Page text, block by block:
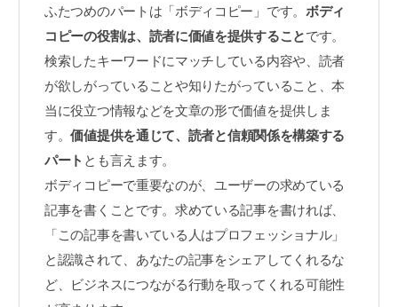
ふたつめのパートは「ボディコピー」です。 ボディ
コピーの役割は、読者に価値を提供することです。
検索したキーワードにマッチしている内容や、読者
が欲しがっていることや知りたがっていること、本
当に役立つ情報などを文章の形で価値を提供しま
す。価値提供を通じて、読者と信頼関係を構築する
パート とも言えます。
ボディコピーで重要なのが、ユーザーの求めている
記事を書くことです。求めている記事を書ければ、
「この記事を書いている人はプロフェッショナル」
と認識されて、あなたの記事をシェアしてくれるな
ど、ビジネスにつながる行動を取ってくれる可能性